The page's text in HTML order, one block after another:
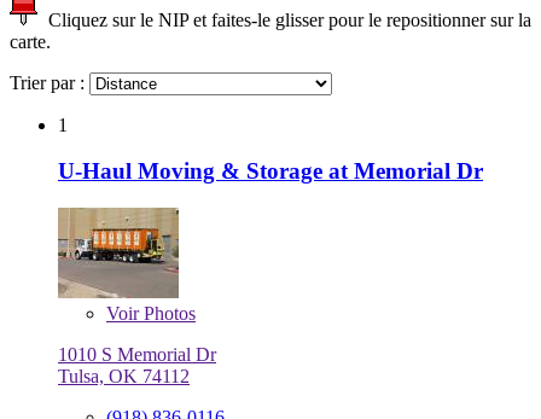
Cliquez sur le NIP et faites-le glisser pour le repositionner sur la
carte.
Trier par :
1
U-Haul Moving & Storage at Memorial Dr
VoirPhotos
1010 S Memorial Dr
Tulsa, OK 74112